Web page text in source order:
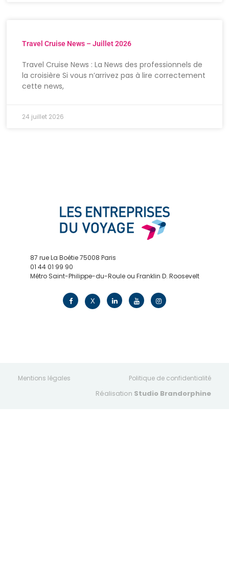
Travel Cruise News – Juillet 2026
Travel Cruise News : La News des professionnels de
la croisière Si vous n’arrivez pas à lire correctement
cette news,
24 juillet 2026
87 rue La Boétie 75008 Paris
01 44 01 99 90
Métro Saint-Philippe-du-Roule ou Franklin D. Roosevelt
X
Mentions légales Politique de confidentialité
Réalisation Studio Brandorphine